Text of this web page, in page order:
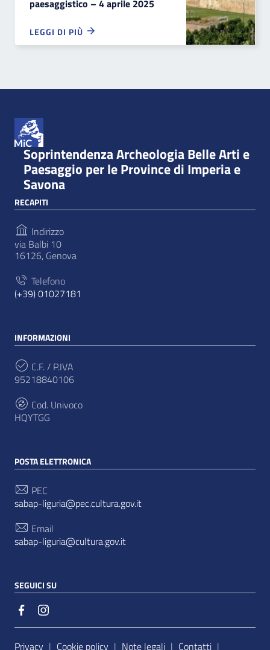
paesaggistico – 4 aprile 2025
LEGGI DI PIÙ
Soprintendenza Archeologia Belle Arti e
Paesaggio per le Province di Imperia e
Savona
RECAPITI
Indirizzo
via Balbi 10
16126, Genova
Telefono
(+39) 01027181
INFORMAZIONI
C.F. / P.IVA
95218840106
Cod. Univoco
HQYTGG
POSTA ELETTRONICA
PEC
sabap-liguria@pec.cultura.gov.it
Email
sabap-liguria@cultura.gov.it
SEGUICI SU
Privacy | Cookie policy | Note legali | Contatti |